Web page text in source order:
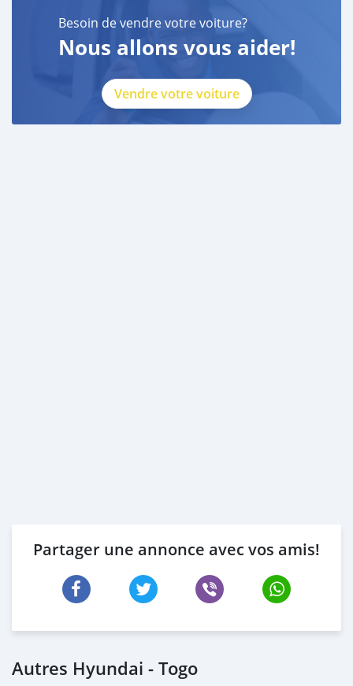
Besoin de vendre votre voiture?
Nous allons vous aider!
Vendre votre voiture
Partager une annonce avec vos amis!
Autres Hyundai - Togo